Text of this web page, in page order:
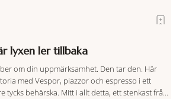
är slow travel när det
lyxen ler tillbaka
om din uppmärksamhet. Den tar den. Här
med Vespor, piazzor och espresso i ett
tycks behärska. Mitt i allt detta, ett stenkast från